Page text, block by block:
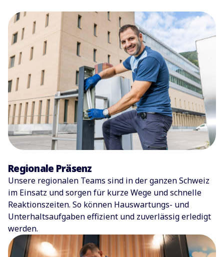
Regionale Präsenz
Unsere regionalen Teams sind in der ganzen Schweiz
im Einsatz und sorgen für kurze Wege und schnelle
Reaktionszeiten. So können Hauswartungs- und
Unterhaltsaufgaben effizient und zuverlässig erledigt
werden.